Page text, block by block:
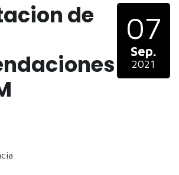
de
07
Sep.
2021